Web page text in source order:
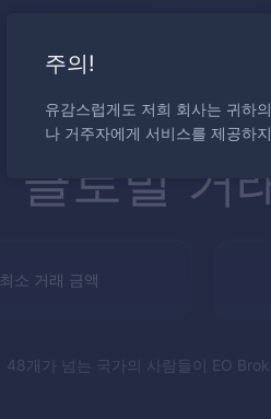
글로벌 거
최소 거래 금액
48개가 넘는 국가의 사람들이 EO
주의!
유감스럽게도 저희 회사는 귀하
나 거주자에게 서비스를 제공하